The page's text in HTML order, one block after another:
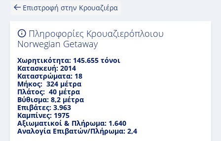
Επιστροφή στην Κρουαζιέρα
Πληροφορίες Κρουαζιερόπλοιου
Norwegian Getaway
Χωρητικότητα: 145.655 τόνοι
Κατασκευή: 2014
Καταστρώματα: 18
Mήκος: 324 μέτρα
Πλάτος: 40 μέτρα
Βύθισμα: 8,2 μέτρα
Επιβάτες: 3.963
Καμπίνες: 1975
Αξιωματικοί & Πλήρωμα: 1.640
Αναλογία Επιβατών/Πλήρωμα: 2,4